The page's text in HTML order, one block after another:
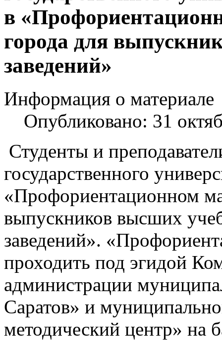
в
города для
заведений»
Информация о материале
Опубликовано: 31
Студенты и
государственного
«Профориентационном
выпускников высших
заведений».
проходить под эгидой
администрации
Саратов» и
методический центр»